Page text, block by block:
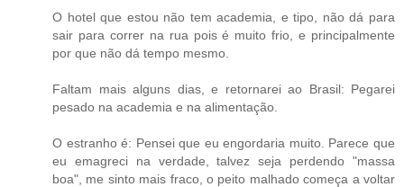
O hotel que estou não tem academia, e tipo, não dá para
sair para correr na rua pois é muito frio, e principalmente
por que não dá tempo mesmo.
Faltam mais alguns dias, e retornarei ao Brasil: Pegarei
pesado na academia e na alimentação.
O estranho é: Pensei que eu engordaria muito. Parece que
eu emagreci na verdade, talvez seja perdendo "massa
boa", me sinto mais fraco, o peito malhado começa a voltar